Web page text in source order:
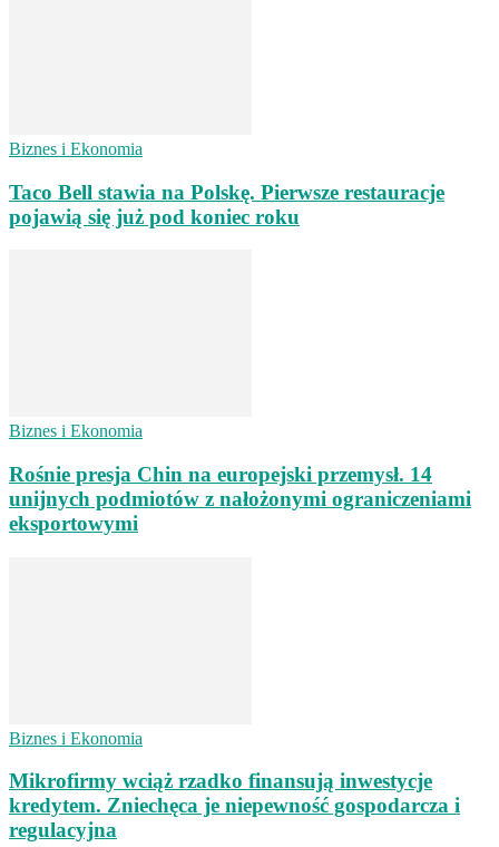
Biznes i Ekonomia
Taco Bell stawia na Polskę. Pierwsze restauracje
pojawią się już pod koniec roku
Biznes i Ekonomia
Rośnie presja Chin na europejski przemysł. 14
unijnych podmiotów z nałożonymi ograniczeniami
eksportowymi
Biznes i Ekonomia
Mikrofirmy wciąż rzadko finansują inwestycje
kredytem. Zniechęca je niepewność gospodarcza i
regulacyjna